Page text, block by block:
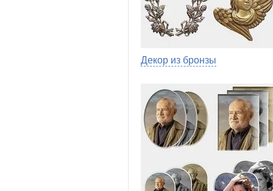
Декор из бронзы